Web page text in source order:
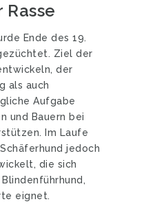
Ende des 19.
Ziel der
der
als auch
Aufgabe
und Bauern bei
Im Laufe
jedoch
die sich
eignet.